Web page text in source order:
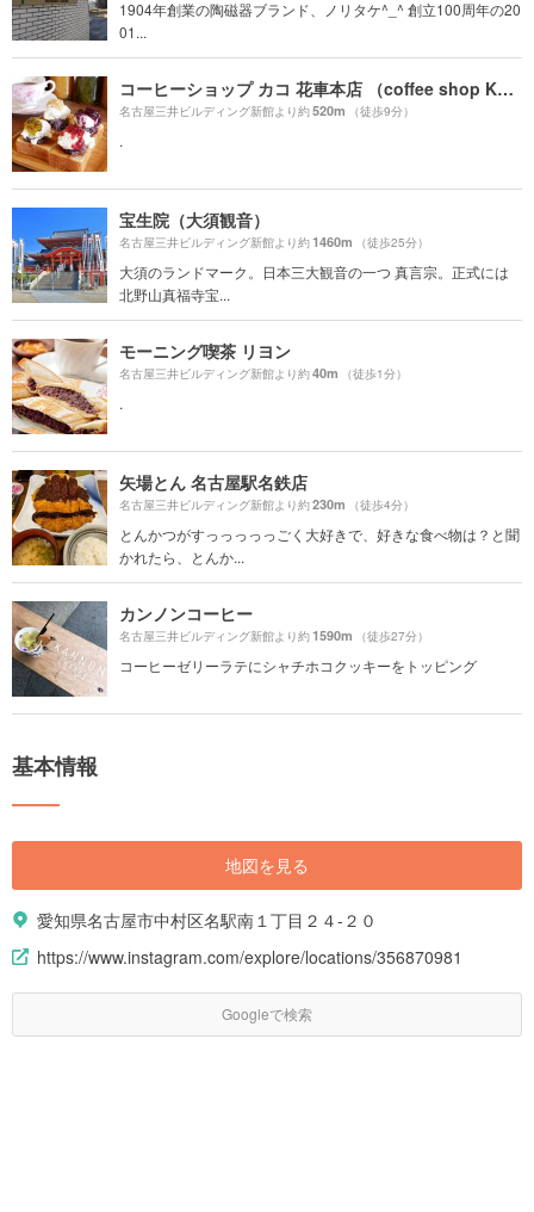
1904年創業の陶磁器ブランド、ノリタケ^_^ 創立100周年の20
01...
コーヒーショップ カコ 花車本店 （coffee shop KAKO）
名古屋三井ビルディング新館より約520m （徒歩9分）
.
宝生院（大須観音）
名古屋三井ビルディング新館より約1460m （徒歩25分）
大須のランドマーク。日本三大観音の一つ 真言宗。正式には
北野山真福寺宝...
モーニング喫茶 リヨン
名古屋三井ビルディング新館より約40m （徒歩1分）
.
矢場とん 名古屋駅名鉄店
名古屋三井ビルディング新館より約230m （徒歩4分）
とんかつがすっっっっっごく大好きで、好きな食べ物は？と聞
かれたら、とんか...
カンノンコーヒー
名古屋三井ビルディング新館より約1590m （徒歩27分）
コーヒーゼリーラテにシャチホコクッキーをトッピング
基本情報
地図を見る
愛知県名古屋市中村区名駅南１丁目２４-２０
https://www.instagram.com/explore/locations/356870981
Googleで検索